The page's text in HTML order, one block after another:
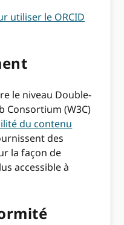
utiliser le ORCID
le niveau Double-
Consortium (W3C)
du contenu
des
la façon de
accessible à